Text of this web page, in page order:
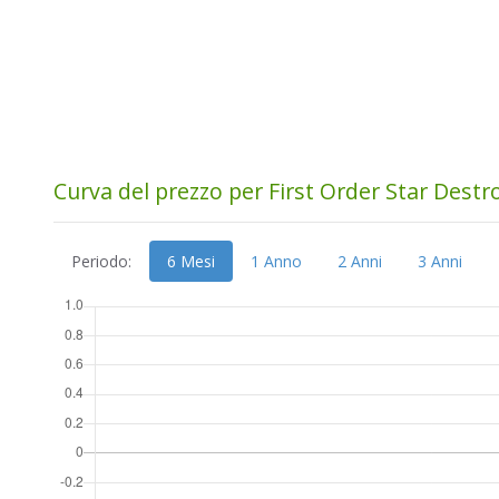
Curva del prezzo per First Order Star
Periodo: 6 Mesi 1 Anno 2 Anni 3 Anni